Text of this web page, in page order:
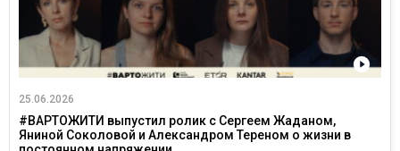
25.06.2026
#ВАРТОЖИТИ выпустил ролик с Сергеем Жаданом,
Яниной Соколовой и Александром Тереном о жизни в